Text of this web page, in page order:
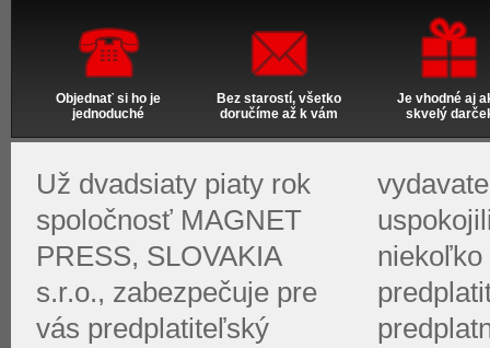
Objednať si ho je
jednoduché
Bez starostí, všetko
doručíme až k vám
Je vhodné aj
skvelý
Už dvadsiaty piaty rok
spoločnosť MAGNET
PRESS, SLOVAKIA
s.r.o., zabezpečuje pre
vás predplatiteľský